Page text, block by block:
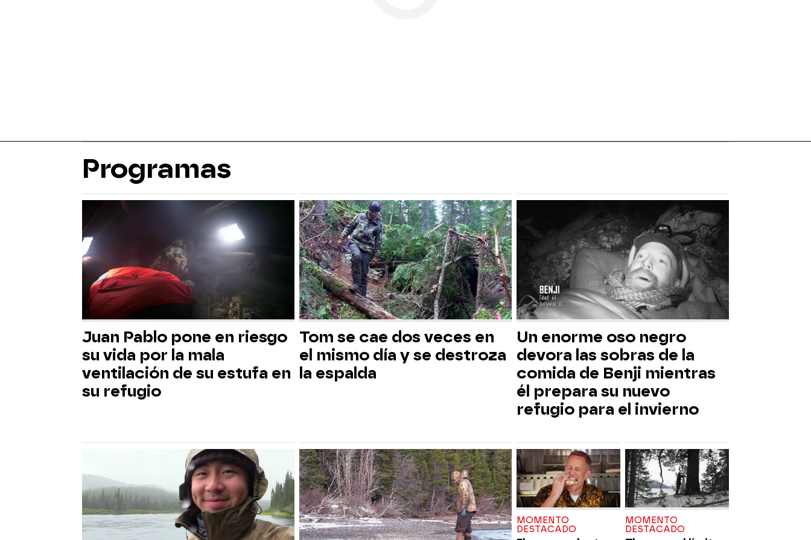
Programas
Juan Pablo pone en riesgo
su vida por la mala
ventilación de su estufa en
su refugio
Tom se cae dos veces en
el mismo día y se destroza
la espalda
Un enorme oso negro
devora las sobras de la
comida de Benji mientras
él prepara su nuevo
refugio para el invierno
MOMENTO
DESTACADO
MOMENTO
DESTACADO